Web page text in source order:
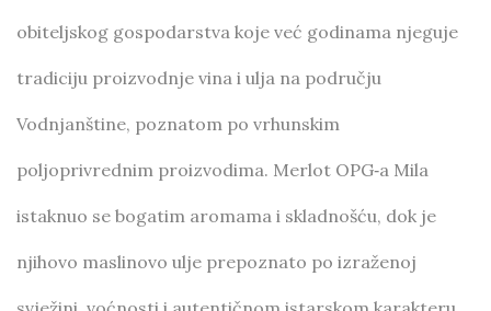
obiteljskog gospodarstva koje već godinama njeguje
tradiciju proizvodnje vina i ulja na području
Vodnjanštine, poznatom po vrhunskim
poljoprivrednim proizvodima. Merlot OPG‑a Mila
istaknuo se bogatim aromama i skladnošću, dok je
njihovo maslinovo ulje prepoznato po izraženoj